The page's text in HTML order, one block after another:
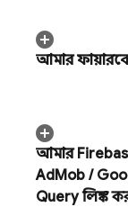
আমার
আমার Firebase
AdMob /
Queryলিঙ্ক